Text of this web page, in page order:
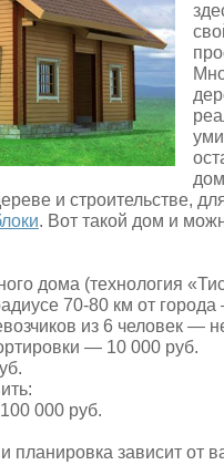
и строительстве,
. Вот такой дом и
дома (технология
70-80 км от
из 6 человек —
— 10 000 руб.
000 руб.
планировка зависит от